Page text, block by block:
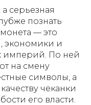
серьезная
познать
— это
экономики и
империй. По ней
на смену
символы, а
чеканки
его власти.